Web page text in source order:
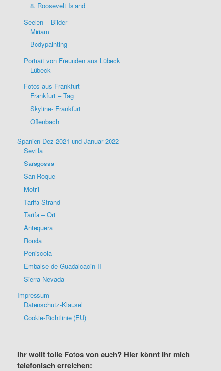
8. Roosevelt Island
Seelen – Bilder
Miriam
Bodypainting
Portrait von Freunden aus Lübeck
Lübeck
Fotos aus Frankfurt
Frankfurt – Tag
Skyline- Frankfurt
Offenbach
Spanien Dez 2021 und Januar 2022
Sevilla
Saragossa
San Roque
Motril
Tarifa-Strand
Tarifa – Ort
Antequera
Ronda
Peniscola
Embalse de Guadalcacin II
Sierra Nevada
Impressum
Datenschutz-Klausel
Cookie-Richtlinie (EU)
Ihr wollt tolle Fotos von euch? Hier könnt Ihr mich
telefonisch erreichen: